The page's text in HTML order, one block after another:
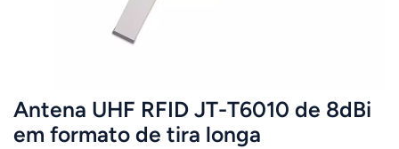
Antena UHF RFID JT-T6010 de 8dBi
em formato de tira longa